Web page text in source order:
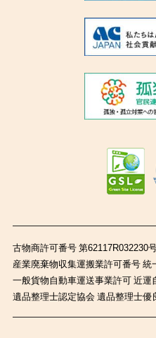
古物商許可番号 第62117R032230
産業廃棄物収集運搬業許可番号 統
一般貨物自動車運送事業許可 近運
遺品整理士認定協会 遺品整理士優